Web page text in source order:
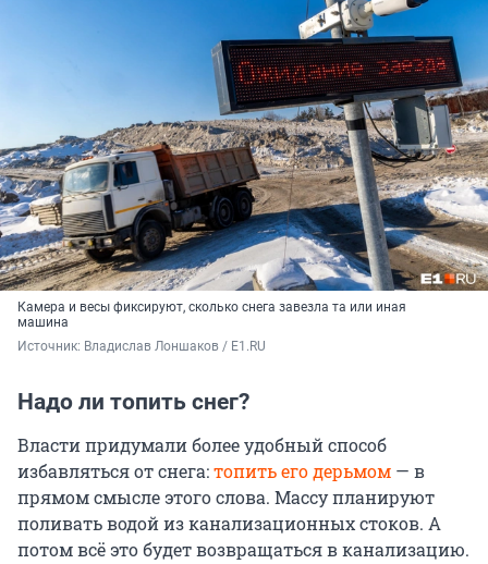
Камера и весы фиксируют, сколько снега завезла та или иная
машина
Источник: Владислав Лоншаков / E1.RU
Надо ли топить снег?
Власти придумали более удобный способ
избавляться от снега:топить его дерьмом — в
прямом смысле этого слова. Массу планируют
поливать водой из канализационных стоков. А
потом всё это будет возвращаться в канализацию.